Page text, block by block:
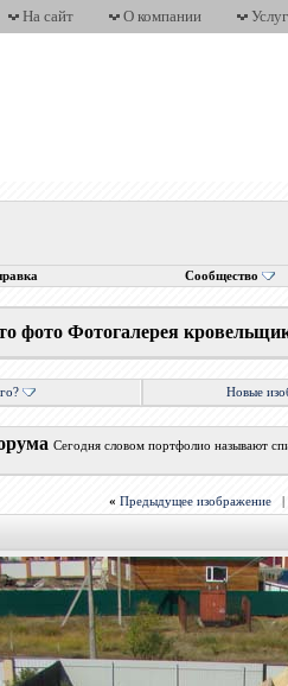
На сайт О компании
Сообщество
фото Фотогалерея
Новые
Сегодня словом портфолио называют
« Предыдущее изображение